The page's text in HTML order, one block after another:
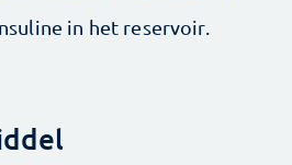
in het reservoir.